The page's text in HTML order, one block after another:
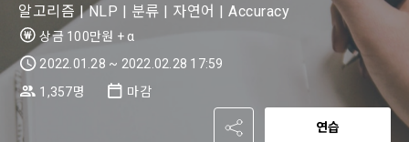
오늘의 XP
0 / 800
전체 XP
0
본 약관은 데이콘 주식회사(이하 “회사”)와 “회원” 간에 정보 서
비스를 이용하는 조건 및 절차에 관한 필요한 사항을 약속하여
규정하는 데 그 목적이 있다. “회원”은 모든 약관에 동의해야 하
며, 어떤 방식이든 본 서비스를 사용한다는 것은 “회원”이 본 약
관의 전부에 동의한다는 것을 의미하며 본 약관은 “회원”이 서비
스를 사용하는 동안 계속 유효하다. 본 약관은 저작권 분쟁 정책
(2021.05.24 본)
데이콘은 이용자 개인정보 보호를 여러 경영요소 가운데 최
우선의 가치로 두고 있습니다. 데이콘주식회사(이하 ‘데이콘’ 또
는 ‘회사’)는 서비스 기획부터 종료까지 정보통신망 이용촉진 및
정보보호 등에 관한 법률(이하 ‘정보통신망법’), 개인정보보호법
DACON이 제공하는 이용자 맞춤형 서비스 및 상품 추천, 각종
경품 행사, 이벤트, 경진대회 홍보 목적 등의 광고성 정보를 전자
우편이나
서신우편, 문자(SMS 또는 카카오 알림톡), 푸시, 전화 등을 통해
알고리즘 | NLP | 분류 | 자연어 | Accuracy
상금 100만원 + α
2022.01.28 ~ 2022.02.28 17:59
1,357명
마감
연습